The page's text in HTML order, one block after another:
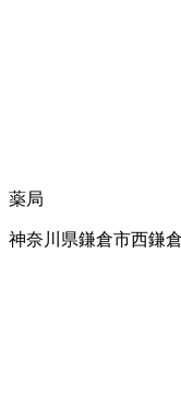
薬局
神奈川県鎌倉市西鎌